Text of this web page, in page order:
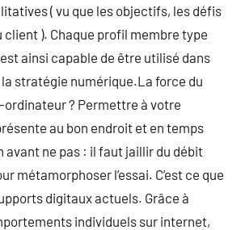
( vu que les objectifs, les défis
client ). Chaque profil membre type
ainsi capable de être utilisé dans
stratégie numérique.La force du
? Permettre à votre
au bon endroit et en temps
avant ne pas : il faut jaillir du débit
métamorphoser l’essai. C’est ce que
digitaux actuels. Grâce à
individuels sur internet,